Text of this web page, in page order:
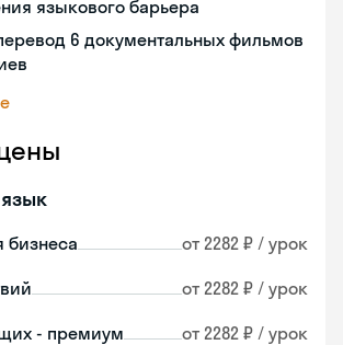
языкового барьера
6 документальных фильмов
бизнеса от 2282 ₽ / урок
от 2282 ₽ / урок
- премиум от 2282 ₽ / урок